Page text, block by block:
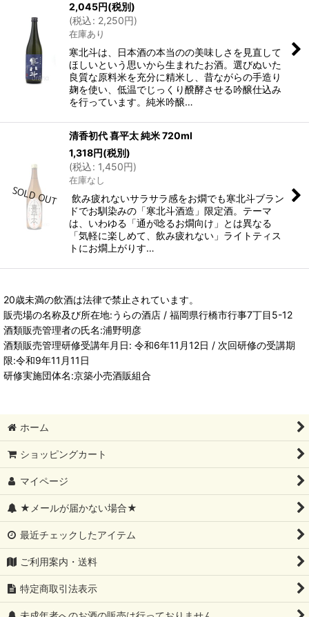
2,045円(税別)
(税込: 2,250円)
在庫あり
寒北斗は、日本酒の本当のの美味しさを見直して
ほしいという思いから生まれたお酒。選びぬいた
良質な原料米を充分に精米し、昔ながらの手造り
麹を使い、低温でじっくり醗酵させる吟醸仕込み
を行っています。純米吟醸…
清香初代 喜平太 純米 720ml
1,318円(税別)
(税込: 1,450円)
在庫なし
飲み疲れないサラサラ感をお燗でも寒北斗ブラン
ドでお馴染みの「寒北斗酒造」限定酒。テーマ
は、いわゆる「通が唸るお燗向け」とは異なる
「気軽に楽しめて、飲み疲れない」ライトティス
トにお燗上がりす…
20歳未満の飲酒は法律で禁止されています。
販売場の名称及び所在地:うらの酒店 / 福岡県行橋市行事7丁目5-12
酒類販売管理者の氏名:浦野明彦
酒類販売管理研修受講年月日: 令和6年11月12日 / 次回研修の受講期
限:令和9年11月11日
研修実施団体名:京築小売酒販組合
ホーム
ショッピングカート
マイページ
★メールが届かない場合★
最近チェックしたアイテム
ご利用案内・送料
特定商取引法表示